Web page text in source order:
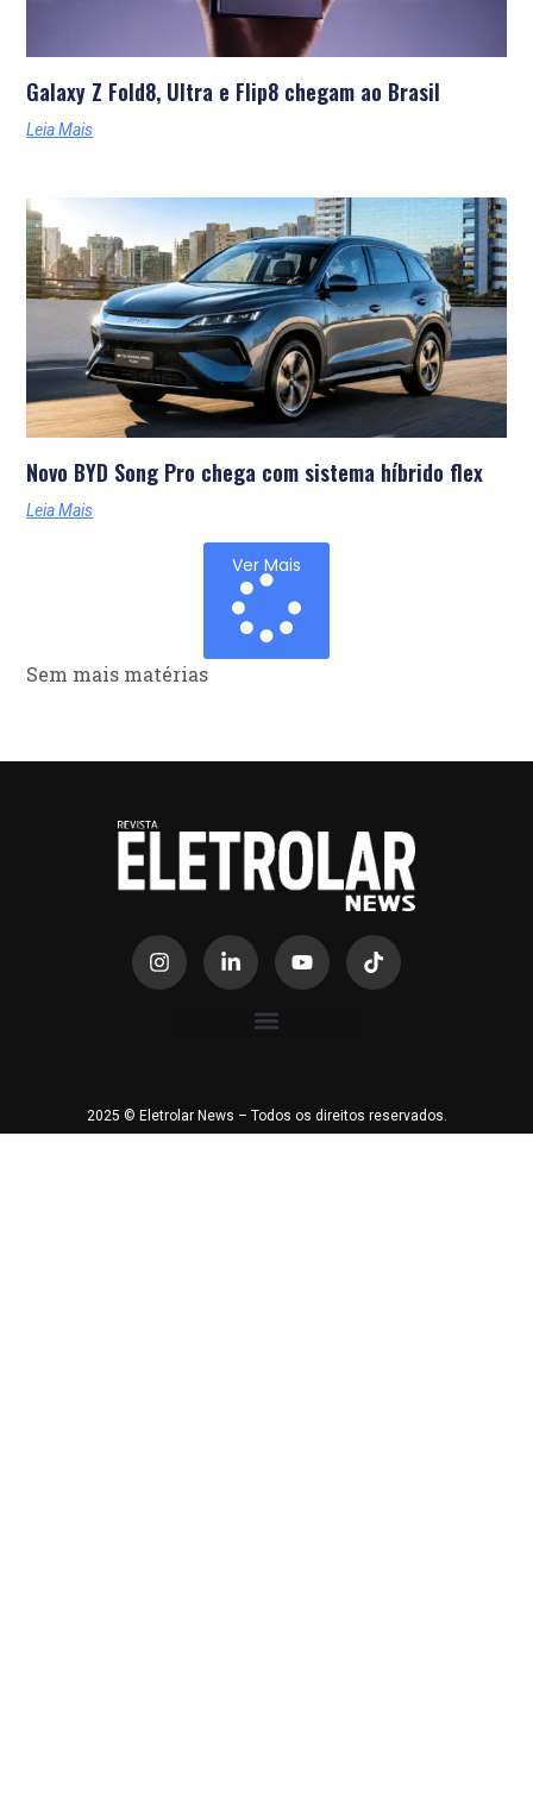
Galaxy Z Fold8, Ultra e Flip8 chegam ao Brasil
Leia Mais
Novo BYD Song Pro chega com sistema híbrido flex
Leia Mais
Ver Mais
Sem mais matérias
2025 © Eletrolar News – Todos os direitos reservados.